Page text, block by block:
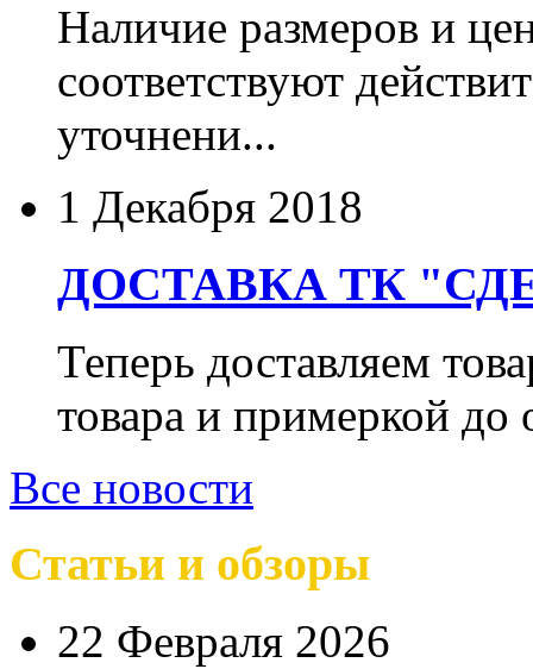
Наличие размеров и
соответствуют
уточнени...
1 Декабря 2018
ДОСТАВКА ТК
Теперь доставляем
товара и примеркой
Все новости
Статьи и обзоры
22 Февраля 2026